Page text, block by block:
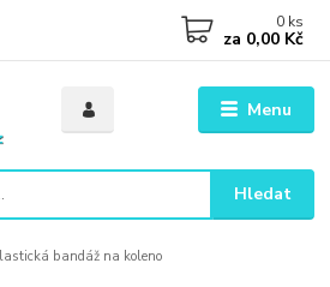
Menu
Hledat
0 ks
za 0,00 Kč
bandáž na koleno